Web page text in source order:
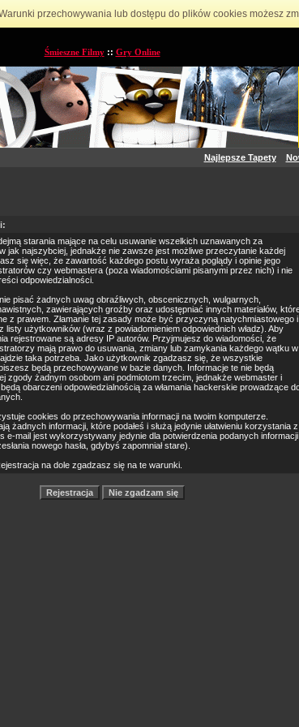
przechowywania lub dostępu do plików cookies możesz
Śmieszne Filmy:: Gry Online
Najlepsze Tapety
starania mające na celu usuwanie wszelkich uznawanych za
jak najszybciej, jednakże nie zawsze jest możliwe przeczytanie każdej
się więc, że zawartość każdego postu wyraża poglądy i opinie jego
czy webmastera (poza wiadomościami pisanymi przez nich) i nie
odpowiedzialności.
pisać żadnych uwag obraźliwych, obscenicznych, wulgarnych,
zawierających groźby oraz udostępniać innych materiałów,
z prawem. Złamanie tej zasady może być przyczyną natychmiastowego i
listy użytkowników (wraz z powiadomieniem odpowiednich władz). Aby
rejestrowane są adresy IP autorów. Przyjmujesz do wiadomości, że
mają prawo do usuwania, zmiany lub zamykania każdego wątku w
taka potrzeba. Jako użytkownik zgadzasz się, że wszystkie
będą przechowywane w bazie danych. Informacje te nie będą
zgody żadnym osobom ani podmiotom trzecim, jednakże webmaster i
obarczeni odpowiedzialnością za włamania hackerskie prowadzące
cookies do przechowywania informacji na twoim komputerze.
żadnych informacji, które podałeś i służą jedynie ułatwieniu korzystania z
e-mail jest wykorzystywany jedynie dla potwierdzenia podanych informacji
nowego hasła, gdybyś zapomniał stare).
na dole zgadzasz się na te warunki.